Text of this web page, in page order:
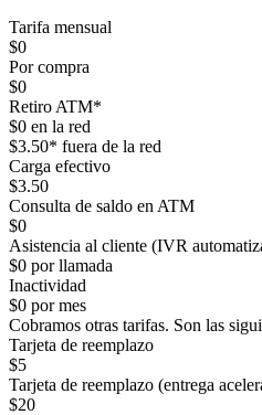
Tarifa mensual
$0
Por compra
$0
Retiro ATM*
$0 en la red
$3.50* fuera de la red
Carga efectivo
$3.50
Consulta de saldo en ATM
$0
Asistencia al cliente (IVR
$0 por llamada
Inactividad
$0 por mes
Cobramos otras tarifas. Son las
Tarjeta de reemplazo
$5
Tarjeta de reemplazo (entrega
$20